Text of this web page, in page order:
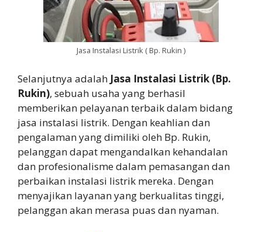
Jasa Instalasi Listrik ( Bp. Rukin )
Selanjutnya adalah Jasa Instalasi Listrik (Bp.
Rukin), sebuah usaha yang berhasil
memberikan pelayanan terbaik dalam bidang
jasa instalasi listrik. Dengan keahlian dan
pengalaman yang dimiliki oleh Bp. Rukin,
pelanggan dapat mengandalkan kehandalan
dan profesionalisme dalam pemasangan dan
perbaikan instalasi listrik mereka. Dengan
menyajikan layanan yang berkualitas tinggi,
pelanggan akan merasa puas dan nyaman.